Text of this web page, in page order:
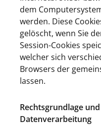
dem
werden. Diese
gelöscht, wenn Sie
Session-Cookies
welcher sich
Browsers der
lassen.
Rechtsgrundlage
Datenverarbeitung